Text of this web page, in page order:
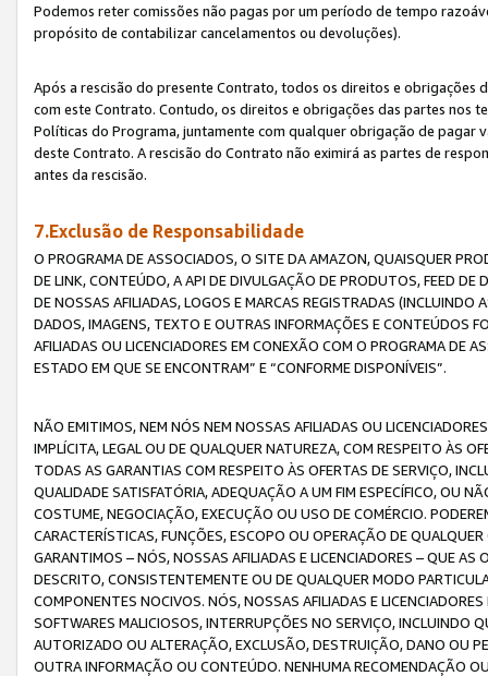
Podemos reter comissões não pagas por um período de tempo
propósito de contabilizar cancelamentos ou devoluções).
Após a rescisão do presente Contrato, todos os direitos e obrigações
com este Contrato. Contudo, os direitos e obrigações das partes nos
Políticas do Programa, juntamente com qualquer obrigação de
deste Contrato. A rescisão do Contrato não eximirá as partes de
antes da rescisão.
7.Exclusão de Responsabilidade
O PROGRAMA DE ASSOCIADOS, O SITE DA AMAZON, QUAISQUER
DE LINK, CONTEÚDO, A API DE DIVULGAÇÃO DE PRODUTOS, FEED
DE NOSSAS AFILIADAS, LOGOS E MARCAS REGISTRADAS
DADOS, IMAGENS, TEXTO E OUTRAS INFORMAÇÕES E CONTEÚDOS
AFILIADAS OU LICENCIADORES EM CONEXÃO COM O PROGRAMA DE
ESTADO EM QUE SE ENCONTRAM” E “CONFORME DISPONÍVEIS”.
NÃO EMITIMOS, NEM NÓS NEM NOSSAS AFILIADAS OU
IMPLÍCITA, LEGAL OU DE QUALQUER NATUREZA, COM RESPEITO ÀS
TODAS AS GARANTIAS COM RESPEITO ÀS OFERTAS DE SERVIÇO,
QUALIDADE SATISFATÓRIA, ADEQUAÇÃO A UM FIM ESPECÍFICO, OU
COSTUME, NEGOCIAÇÃO, EXECUÇÃO OU USO DE COMÉRCIO.
CARACTERÍSTICAS, FUNÇÕES, ESCOPO OU OPERAÇÃO DE
GARANTIMOS – NÓS, NOSSAS AFILIADAS E LICENCIADORES – QUE
DESCRITO, CONSISTENTEMENTE OU DE QUALQUER MODO
COMPONENTES NOCIVOS. NÓS, NOSSAS AFILIADAS E
SOFTWARES MALICIOSOS, INTERRUPÇÕES NO SERVIÇO, INCLUINDO
AUTORIZADO OU ALTERAÇÃO, EXCLUSÃO, DESTRUIÇÃO, DANO OU
OUTRA INFORMAÇÃO OU CONTEÚDO. NENHUMA RECOMENDAÇÃO